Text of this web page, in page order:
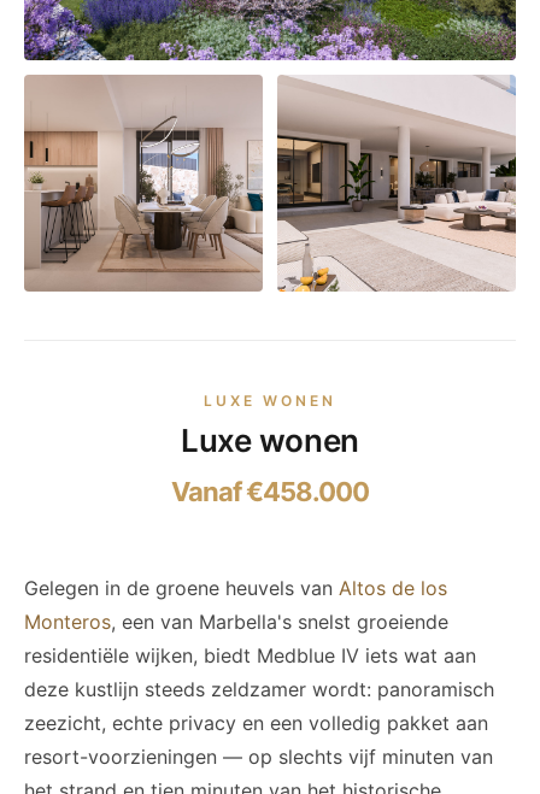
LUXE WONEN
Luxe wonen
Vanaf €458.000
Gelegen in de groene heuvels van Altos de los
Monteros, een van Marbella's snelst groeiende
residentiële wijken, biedt Medblue IV iets wat aan
deze kustlijn steeds zeldzamer wordt: panoramisch
zeezicht, echte privacy en een volledig pakket aan
resort-voorzieningen — op slechts vijf minuten van